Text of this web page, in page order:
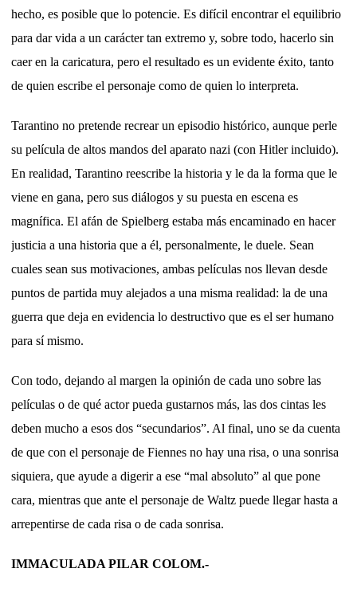
hecho, es posible que lo potencie. Es difícil encontrar el equilibrio
para dar vida a un carácter tan extremo y, sobre todo, hacerlo sin
caer en la caricatura, pero el resultado es un evidente éxito, tanto
de quien escribe el personaje como de quien lo interpreta.
Tarantino no pretende recrear un episodio histórico, aunque perle
su película de altos mandos del aparato nazi (con Hitler incluido).
En realidad, Tarantino reescribe la historia y le da la forma que le
viene en gana, pero sus diálogos y su puesta en escena es
magnífica. El afán de Spielberg estaba más encaminado en hacer
justicia a una historia que a él, personalmente, le duele. Sean
cuales sean sus motivaciones, ambas películas nos llevan desde
puntos de partida muy alejados a una misma realidad: la de una
guerra que deja en evidencia lo destructivo que es el ser humano
para sí mismo.
Con todo, dejando al margen la opinión de cada uno sobre las
películas o de qué actor pueda gustarnos más, las dos cintas les
deben mucho a esos dos “secundarios”. Al final, uno se da cuenta
de que con el personaje de Fiennes no hay una risa, o una sonrisa
siquiera, que ayude a digerir a ese “mal absoluto” al que pone
cara, mientras que ante el personaje de Waltz puede llegar hasta a
arrepentirse de cada risa o de cada sonrisa.
IMMACULADA PILAR COLOM.-